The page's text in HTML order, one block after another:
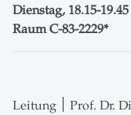
Dienstag, 18.15-
Raum C-83-2229*
Leitung ׀ Prof. Dr. Dirk Lehmkuhl und Prof. Dr. Bruno